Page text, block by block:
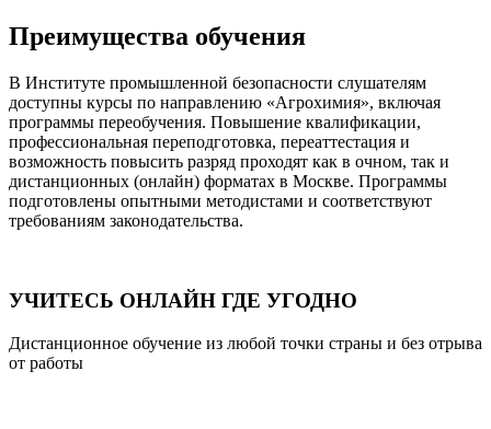
Преимущества обучения
В Институте промышленной безопасности слушателям
доступны курсы по направлению «Агрохимия», включая
программы переобучения. Повышение квалификации,
профессиональная переподготовка, переаттестация и
возможность повысить разряд проходят как в очном, так и
дистанционных (онлайн) форматах в Москве. Программы
подготовлены опытными методистами и соответствуют
требованиям законодательства.
УЧИТЕСЬ ОНЛАЙН ГДЕ УГОДНО
Дистанционное обучение из любой точки страны и без отрыва
от работы